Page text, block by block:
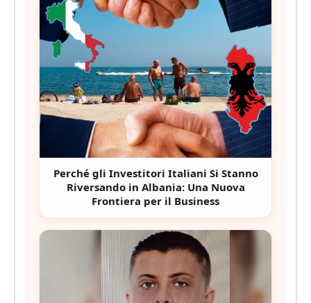
Perché gli Investitori Italiani Si Stanno
Riversando in Albania: Una Nuova
Frontiera per il Business